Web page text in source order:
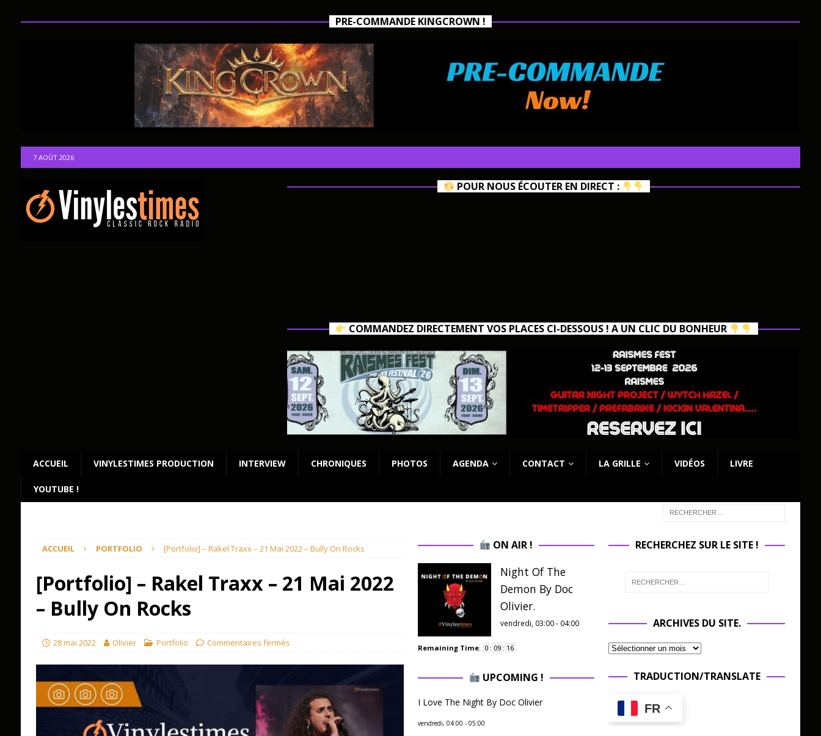
PRE-COMMANDE KINGCROWN !
7 AOÛT 2026
POUR NOUS ÉCOUTER EN DIRECT :
COMMANDEZ DIRECTEMENT VOS PLACES CI-DESSOUS ! A UN CLIC DU BONHEUR
ACCUEIL VINYLESTIMES PRODUCTION INTERVIEW CHRONIQUES PHOTOS AGENDA CONTACT LA GRILLE VIDÉOS LIVRE
YOUTUBE !
ACCUEIL PORTFOLIO [Portfolio] – Rakel Traxx – 21 Mai 2022 – Bully On Rocks
[Portfolio] – Rakel Traxx – 21 Mai 2022
– Bully On Rocks
28 mai 2022 Olivier Portfolio Commentaires fermés
ON AIR !
Night Of The
Demon By Doc
Olivier.
vendredi, 03:00 - 04:00
Remaining Time: 0 : 09 : 15
UPCOMING !
I Love The Night By Doc Olivier
vendredi, 04:00 - 05:00
RECHERCHEZ SUR LE SITE !
ARCHIVES DU SITE.
TRADUCTION/TRANSLATE
FR